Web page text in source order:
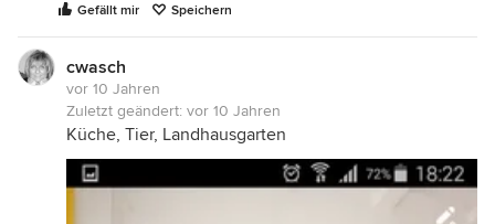
Gefällt mir Speichern
cwasch
vor 10 Jahren
Zuletzt geändert: vor 10 Jahren
Küche, Tier, Landhausgarten